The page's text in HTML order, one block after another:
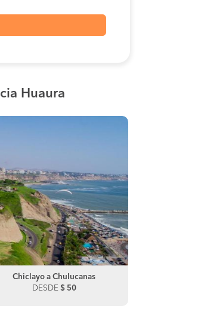
Olmos a Lambayeque
DESDE$ 120
Huaura
Chiclayo a Chulucanas
DESDE $ 50